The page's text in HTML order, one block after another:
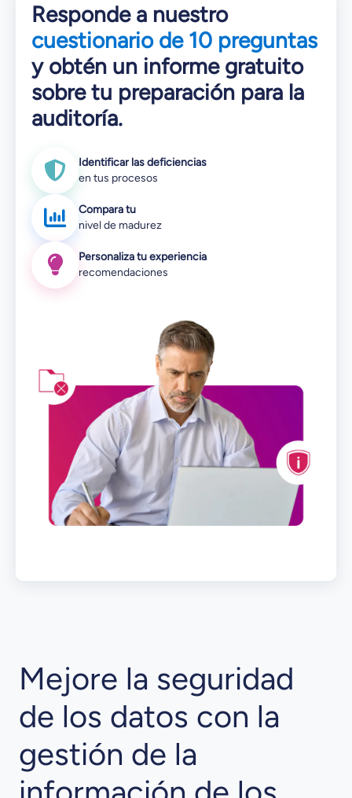
Responde a nuestro
cuestionario de 10 preguntas
y obtén un informe gratuito
sobre tu preparación para la
auditoría.
Identificar las deficiencias
en tus procesos
Compara tu
nivel de madurez
Personaliza tu experiencia
recomendaciones
Mejore la seguridad
de los datos con la
gestión de la